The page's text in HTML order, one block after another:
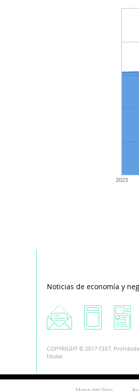
2023
Noticias de economía y
COPYRIGHT © 2017 CEET.
titular.